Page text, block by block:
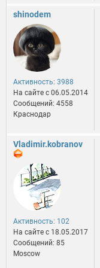
shinodem
Активность: 3988
На сайте c 06.05.2014
Сообщений: 4558
Краснодар
Vladimir.kobranov
Активность: 102
На сайте c 18.05.2017
Сообщений: 85
Moscow